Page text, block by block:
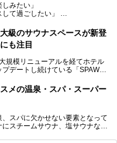
常の疲れを癒やしたい方はもち
たい方にもぴったりの内容とな
アル後の注目ポイントを詳しく
緑地湯元水春」に訪れる方や、
しみたい」
して過ごしたい」
ごの湯」です。
にある日帰り温浴施設で、阪急
心に、発汗・リラックス・漫画
滞在型の施設なので、一日中ゆ
スも毎日行われており、“とと
るのもポイントです。
場もあり、友人同士やカップル
すのにもぴったり。
級のサウナスペースが新登
も注目
規模リニューアルを経てホテル
デートし続けている「SPAWO
11月15日（土）に、新たな浴
大規模サウナを携えてリニュー
・6Fそれぞれにリニューアル
確認すべく、リニューアルプレ
ました！今回はそのリニューア
メの温泉・スパ・スーパー
スパに欠かせない要素となって
スチームサウナ、塩サウナな